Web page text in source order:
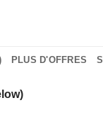
PLUS D'OFFRES